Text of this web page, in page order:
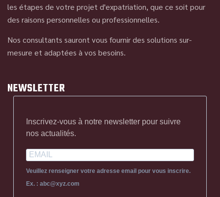
les étapes de votre projet d'expatriation, que ce soit pour
des raisons personnelles ou professionnelles.
Nos consultants sauront vous fournir des solutions sur-
mesure et adaptées à vos besoins.
NEWSLETTER
Inscrivez-vous à notre newsletter pour suivre
nos actualités.
Veuillez renseigner votre adresse email pour vous inscrire.
Ex. : abc@xyz.com